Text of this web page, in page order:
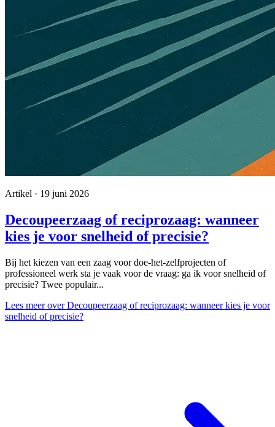
Artikel · 19 juni 2026
Decoupeerzaag of reciprozaag: wanneer
kies je voor snelheid of precisie?
Bij het kiezen van een zaag voor doe-het-zelfprojecten of
professioneel werk sta je vaak voor de vraag: ga ik voor snelheid of
precisie? Twee populair...
Lees meerover Decoupeerzaag of reciprozaag: wanneer kies je voor
snelheid of precisie?